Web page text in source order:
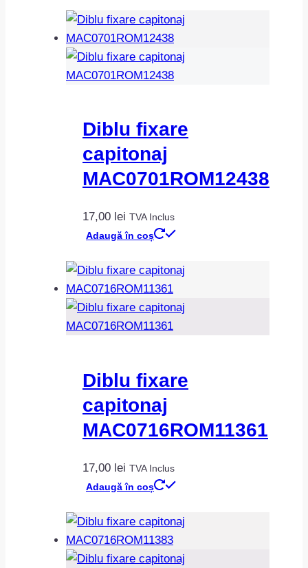
Diblu fixare
capitonaj
MAC0701ROM12438
17,00 lei TVA Inclus
Adaugă în coș
Diblu fixare
capitonaj
MAC0716ROM11361
17,00 lei TVA Inclus
Adaugă în coș